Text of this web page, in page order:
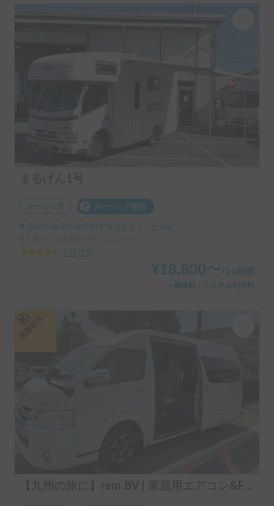
まるげん1号
カーシェア カーシェア保険
福岡県糟屋郡粕屋町戸原北1-1-1, ' 土井駅
4.77
13
¥ 18,800〜/24時間
＋保険料・システム利用料
【九州の旅に】rem BV | 家庭用エアコン&FFヒーターで四季快適、移動するホテルのような旅を